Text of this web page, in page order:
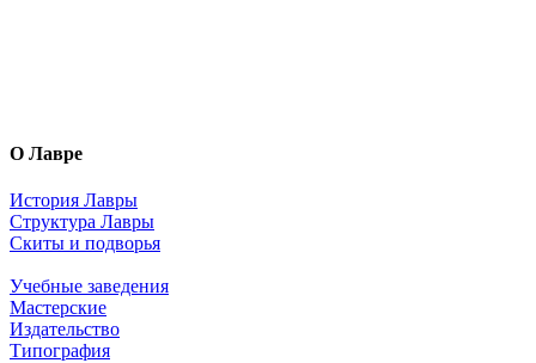
О Лавре
История Лавры
Структура Лавры
Скиты и подворья
Учебные заведения
Мастерские
Издательство
Типография